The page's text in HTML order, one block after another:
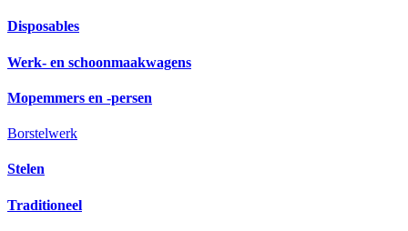
Disposables
Werk- en schoonmaakwagens
Mopemmers en -persen
Borstelwerk
Stelen
Traditioneel